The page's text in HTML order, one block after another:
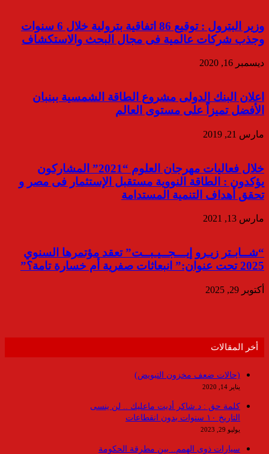
وزير البترول : توقيع 86 اتفاقية بترولية خلال 6 سنوات
وجذب شركات عالمية فى مجال البحث والاستكشاف
ديسمبر 16, 2020
اعلان البنك الدولى مشروع الطاقة الشمسية ببنبان
الأفضل تميزاً على مستوى العالم
مارس 21, 2019
خلال فعاليات مهرجان العلوم “2021” المشاركون
يؤكدون : الطاقة النووية مستقبل الإستثمار فى مصر و
تحقق أهداف التنمية المستدامة
مارس 13, 2021
“شــابـتر زيـرو إيـــجــيـبــت” تعقد مؤتمرها السنوي
2025 تحت عنوان:” انبعاثات صفرية أم خسارة تامة؟”
أكتوبر 29, 2025
أخر المقالات
(حالات ضعف مخزون التبويض)
يناير 14, 2020
كلمة حق : د.شاكر أديت ماعليك .. لن ينسى
التاريخ ١٠ سنوات بدون انقطاعات
يوليو 29, 2023
سيارات ذوى الهمم.. بين مطرقة الحكومة